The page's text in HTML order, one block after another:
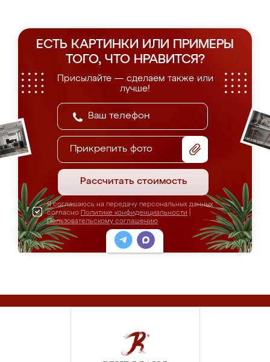
ЕСТЬ КАРТИНКИ ИЛИ ПРИМЕРЫ
ТОГО, ЧТО НРАВИТСЯ?
Присылайте — сделаем также или
лучше!
Прикрепить фото
Рассчитать стоимость
Я соглашаюсь на передачу персональных данных
согласно Политике конфиденциальности
Пользовательскому соглашению